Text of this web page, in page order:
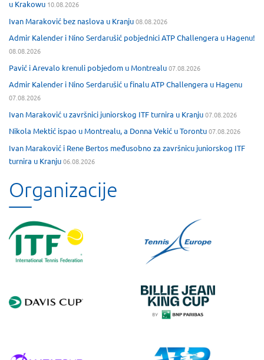
u Krakowu 10.08.2026
Ivan Maraković bez naslova u Kranju08.08.2026
Admir Kalender i Nino Serdarušić pobjednici ATP Challengera u Hagenu!
08.08.2026
Pavić i Arevalo krenuli pobjedom u Montrealu07.08.2026
Admir Kalender i Nino Serdarušić u finalu ATP Challengera u Hagenu
07.08.2026
Ivan Maraković u završnici juniorskog ITF turnira u Kranju07.08.2026
Nikola Mektić ispao u Montrealu, a Donna Vekić u Torontu07.08.2026
Ivan Maraković i Rene Bertos međusobno za završnicu juniorskog ITF
turnira u Kranju06.08.2026
Organizacije